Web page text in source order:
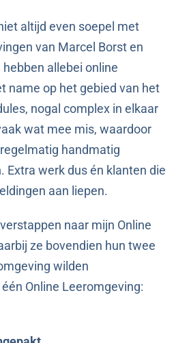
altijd even soepel met
van Marcel Borst en
hebben allebei online
name op het gebied van het
nogal complex in elkaar
wat mee mis, waardoor
handmatig
Extra werk dus én klanten die
aan liepen.
naar mijn Online
ze bovendien hun twee
wilden
Online Leeromgeving: